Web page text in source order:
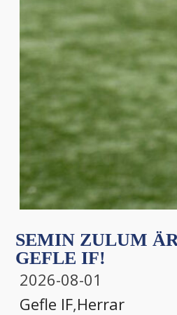
SEMIN ZULUM
GEFLE IF!
2026-08-01
Gefle IF,Herrar